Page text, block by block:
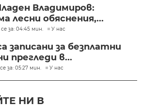
Владимиров:
лесни обяснения,...
за: 04:45 мин. У нас
записани за безплатни
прегледи в...
за: 05:27 мин. У нас
НИ В